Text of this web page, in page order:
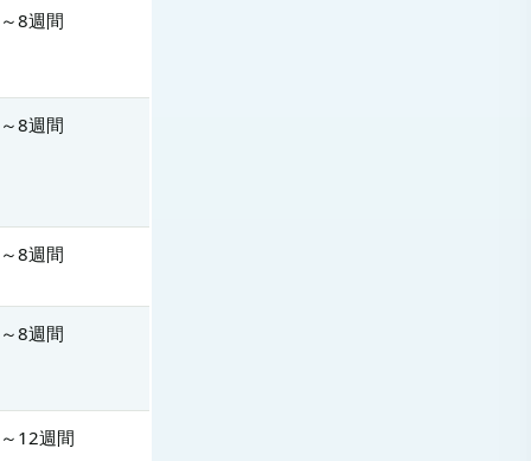
8週間
8週間
8週間
8週間
12週間